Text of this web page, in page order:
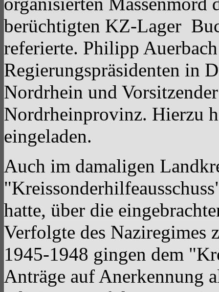
berüchtigten KZ-Lager
referierte. Philipp
Regierungspräsidenten in
Nordrhein und
Nordrheinprovinz. Hierzu
eingeladen.
Auch im damaligen
hatte, über die
Verfolgte des Naziregimes
1945-1948 gingen dem
Anträge auf Anerkennung